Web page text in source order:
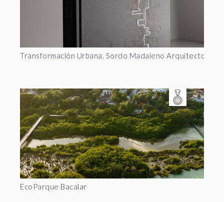
Transformación Urbana. Sordo Madaleno Arquitectos
EcoParque Bacalar